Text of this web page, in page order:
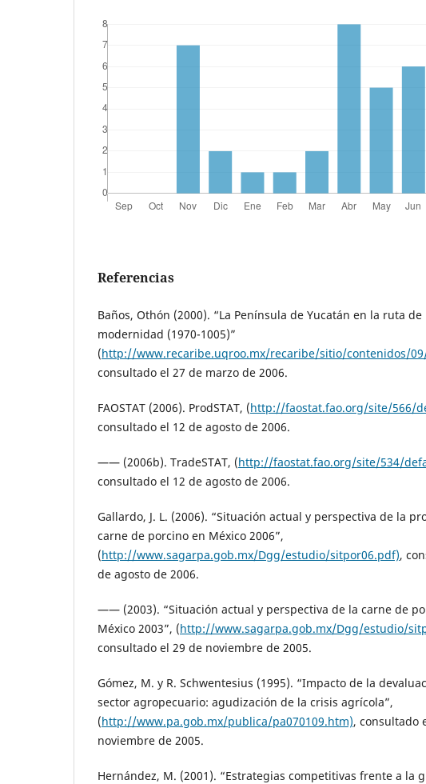
Referencias
Baños, Othón (2000). “La Península de Yucatán en la ruta de
modernidad (1970-1005)”
(http://www.recaribe.uqroo.mx/recaribe/sitio/contenidos/
consultado el 27 de marzo de 2006.
FAOSTAT (2006). ProdSTAT, (http://faostat.fao.org/site/566/
consultado el 12 de agosto de 2006.
—— (2006b). TradeSTAT, (http://faostat.fao.org/site/534/
consultado el 12 de agosto de 2006.
Gallardo, J. L. (2006). “Situación actual y perspectiva de la
carne de porcino en México 2006”,
(http://www.sagarpa.gob.mx/Dgg/estudio/sitpor06.pdf),
de agosto de 2006.
—— (2003). “Situación actual y perspectiva de la carne de
México 2003”, (http://www.sagarpa.gob.mx/Dgg/estudio/
consultado el 29 de noviembre de 2005.
Gómez, M. y R. Schwentesius (1995). “Impacto de la
sector agropecuario: agudización de la crisis agrícola”,
(http://www.pa.gob.mx/publica/pa070109.htm), consultado
noviembre de 2005.
Hernández, M. (2001). “Estrategias competitivas frente a la